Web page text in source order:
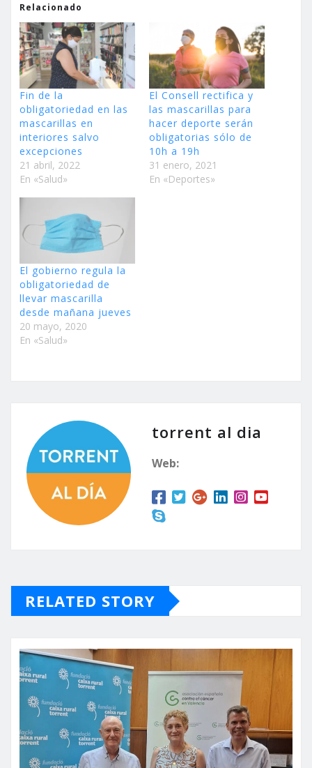
Relacionado
Fin de la
obligatoriedad en las
mascarillas en
interiores salvo
excepciones
21 abril, 2022
En «Salud»
El Consell rectifica y
las mascarillas para
hacer deporte serán
obligatorias sólo de
10h a 19h
31 enero, 2021
En «Deportes»
El gobierno regula la
obligatoriedad de
llevar mascarilla
desde mañana jueves
20 mayo, 2020
En «Salud»
torrent al dia
Web:
RELATED STORY